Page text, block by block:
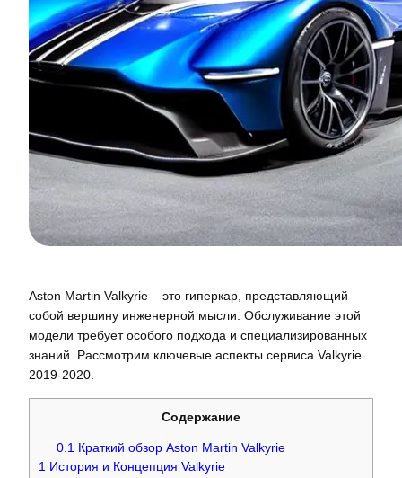
Aston Martin Valkyrie – это гиперкар, представляющий
собой вершину инженерной мысли. Обслуживание этой
модели требует особого подхода и специализированных
знаний. Рассмотрим ключевые аспекты сервиса Valkyrie
2019-2020.
Содержание
0.1 Краткий обзор Aston Martin Valkyrie
1 История и Концепция Valkyrie